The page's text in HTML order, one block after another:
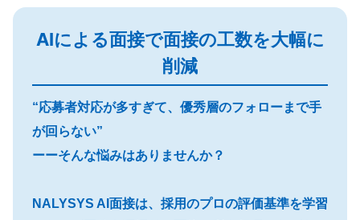
AIによる面接で面接の工数を大幅に
削減
“応募者対応が多すぎて、優秀層のフォローまで手
が回らない”
ーーそんな悩みはありませんか？
NALYSYS AI面接は、採用のプロの評価基準を学習